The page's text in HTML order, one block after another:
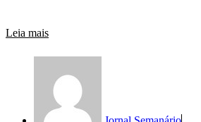
Leia mais